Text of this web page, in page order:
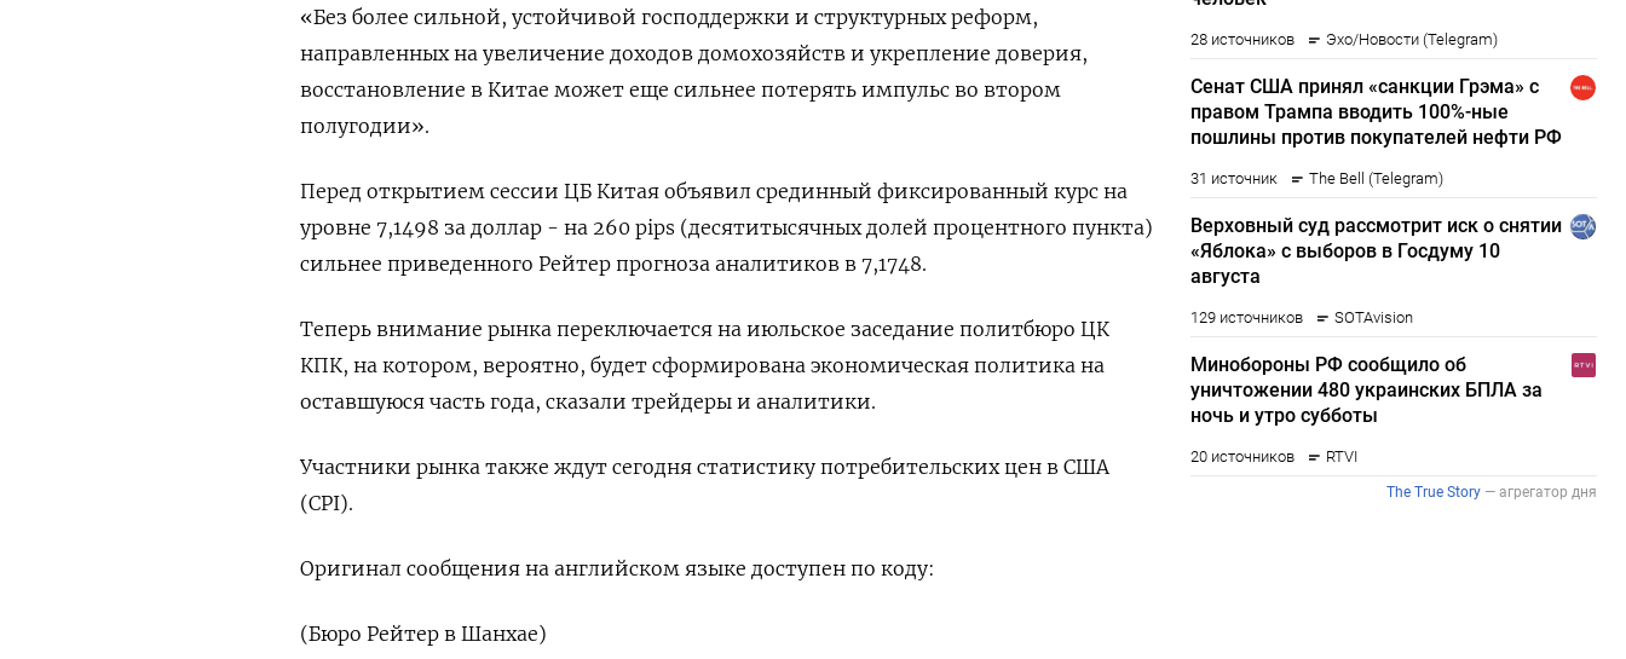
«Без более сильной, устойчивой господдержки и структурных реформ,
направленных на увеличение доходов домохозяйств и укрепление доверия,
восстановление в Китае может еще сильнее потерять импульс во втором
полугодии».
Перед открытием сессии ЦБ Китая объявил срединный фиксированный курс на
уровне 7,1498 за доллар - на 260 pips (десятитысячных долей процентного пункта)
сильнее приведенного Рейтер прогноза аналитиков в 7,1748.
Теперь внимание рынка переключается на июльское заседание политбюро ЦК
КПК, на котором, вероятно, будет сформирована экономическая политика на
оставшуюся часть года, сказали трейдеры и аналитики.
Участники рынка также ждут сегодня статистику потребительских цен в США
(CPI).
Оригинал сообщения на английском языке доступен по коду:
(Бюро Рейтер в Шанхае)